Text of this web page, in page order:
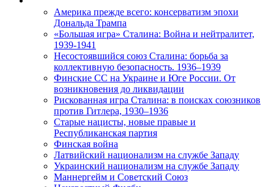
Америка прежде всего: консерватизм эпохи
Дональда Трампа
«Большая игра» Сталина: Война и нейтралитет,
1939-1941
Несостоявшийся союз Сталина: борьба за
коллективную безопасность. 1936–1939
Финские СС на Украине и Юге России. От
возникновения до ликвидации
Рискованная игра Сталина: в поисках союзников
против Гитлера, 1930–1936
Старые нацисты, новые правые и
Республиканская партия
Финская война
Латвийский национализм на службе Западу
Украинский национализм на службе Западу
Маннергейм и Советский Союз